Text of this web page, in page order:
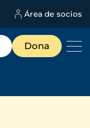
Área de socios
Dona